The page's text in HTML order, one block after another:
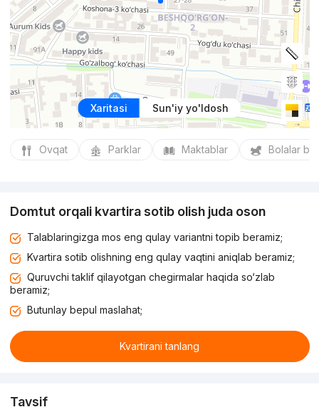
Xaritasi Sun'iy yo'ldosh
Ovqat Parklar Maktablar Bolalar
Domtut orqali kvartira sotib olish juda oson
Talablaringizga mos eng qulay variantni topib beramiz;
Kvartira sotib olishning eng qulay vaqtini aniqlab beramiz;
Quruvchi taklif qilayotgan chegirmalar haqida so‘zlab
beramiz;
Butunlay bepul maslahat;
Kvartirani tanlang
Tavsif